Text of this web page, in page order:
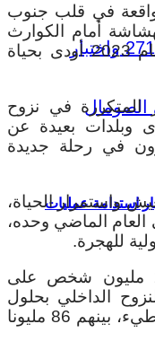
القرار 2719 واختبار استدامة عمليات
في قلب جنوب
أمام الكوارث
الطبيعية، إذ شهدت إعصارا في عام 2023 أودى بحياة
المتكررة في نزوح
قرى وبلدات بعيدة عن
في رحلة جديدة
واستمرار الحياة،
شخص في العام الماضي وحده،
للهجرة.
ويحذّر البنك الدولي من أن 216 مليون شخص على
الداخلي بحلول
عام 2050 نتيجة التغير المناخي البطيء، بينهم 86 مليونا